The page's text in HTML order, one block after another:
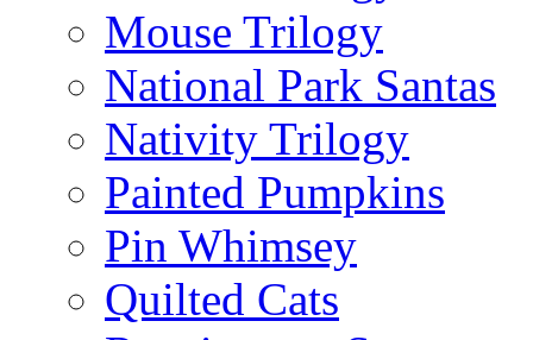
Mouse Trilogy
National Park Santas
Nativity Trilogy
Painted Pumpkins
Pin Whimsey
Quilted Cats